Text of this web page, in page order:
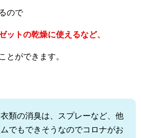
ので
ットの乾燥に使えるなど、
ことができます。
類の消臭は、スプレーなど、他
でもできそうなのでコロナがお